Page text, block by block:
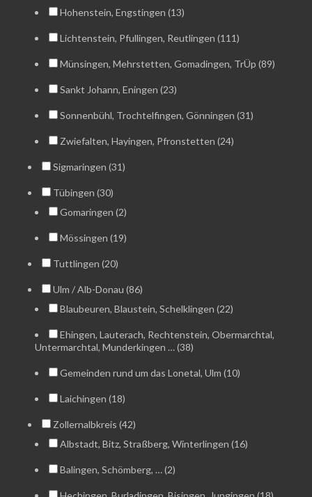
Hohenstein, Engstingen (13)
Lichtenstein, Pfullingen, Reutlingen (111)
Münsingen, Mehrstetten, Gomadingen, TrÜp (89)
Sankt Johann, Eningen (23)
Sonnenbühl, Trochtelfingen, Gönningen (31)
Zwiefalten, Hayingen, Pfronstetten (24)
Sigmaringen (31)
Tübingen (30)
Gomaringen (2)
Mössingen (19)
Tuttlingen (20)
Ulm / Alb-Donau (86)
Blaubeuren, Blaustein, Schelklingen (22)
Ehingen, Lauterach, Rechtenstein, Obermarchtal,
Untermarchtal, Munderkingen … (38)
Gemeinden rund um das Lonetal, Ulm (10)
Laichingen (18)
Zollernalbkreis (42)
Albstadt, Bitz, Straßberg, Winterlingen (16)
Balingen, Schömberg, … (2)